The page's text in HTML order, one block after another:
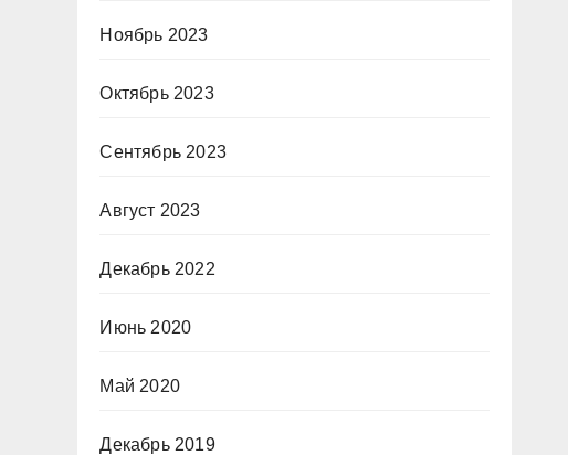
Ноябрь 2023
Октябрь 2023
Сентябрь 2023
Август 2023
Декабрь 2022
Июнь 2020
Май 2020
Декабрь 2019